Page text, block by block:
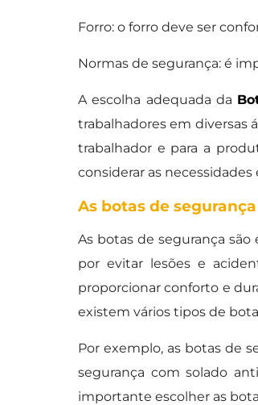
Forro: o forro deve ser
Normas de segurança: é
A escolha adequada da
trabalhadores em diversas
trabalhador e para a
considerar as
As botas de
As botas de segurança
por evitar lesões e
proporcionar conforto e
existem vários tipos de
Por exemplo, as botas de
segurança com solado
importante escolher as